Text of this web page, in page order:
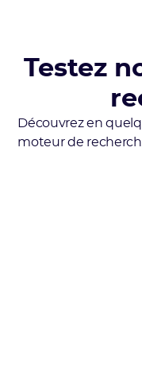
Testez
Découvrez en
moteur de